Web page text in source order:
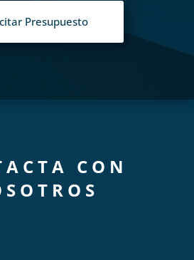
Presupuesto
CON